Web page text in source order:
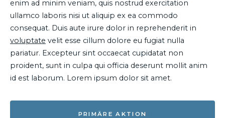
enim ad minim veniam, quis nostrud exercitation
ullamco laboris nisi ut aliquip ex ea commodo
consequat. Duis aute irure dolor in reprehenderit in
voluptate velit esse cillum dolore eu fugiat nulla
pariatur. Excepteur sint occaecat cupidatat non
proident, sunt in culpa qui officia deserunt mollit anim
id est laborum. Lorem ipsum dolor sit amet.
PRIMÄRE AKTION